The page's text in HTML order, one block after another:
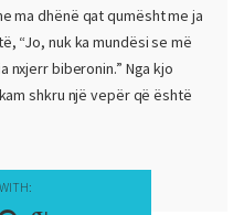
ma dhënë qat qumësht me ja
“Jo, nuk ka mundësi se më
nxjerr biberonin.” Nga kjo
shkru një vepër që është